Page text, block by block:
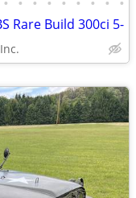
Rare Build 300ci 5-